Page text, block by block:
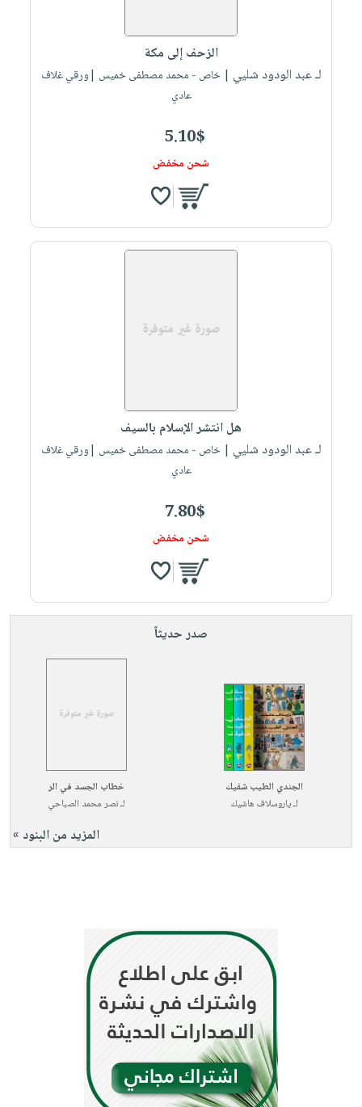
الزحف إلى مكة
لـ عبد الودود شليي | خاص - محمد مصطفى خميس |ورقي غلاف
عادي
5.10$
شحن مخفض
هل انتشر الإسلام بالسيف
لـ عبد الودود شليي | خاص - محمد مصطفى خميس |ورقي غلاف
عادي
7.80$
شحن مخفض
صدر حديثاً
الجندي الطيب شفيك
لـياروسلاف هاشيك
خطاب الجسد في الر
لـنصر محمد الصباحي
المزيد من البنود »